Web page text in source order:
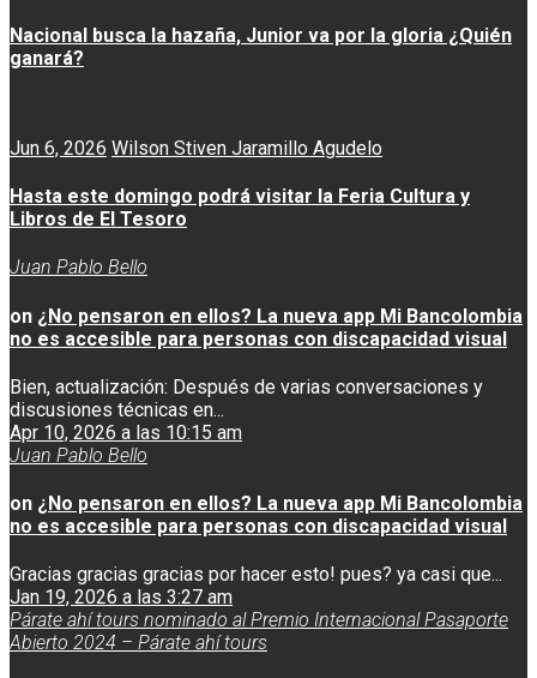
Nacional busca la hazaña, Junior va por la gloria ¿Quién
ganará?
Jun 6, 2026 Wilson Stiven Jaramillo Agudelo
Hasta este domingo podrá visitar la Feria Cultura y
Libros de El Tesoro
Juan Pablo Bello
on ¿No pensaron en ellos? La nueva app Mi Bancolombia
no es accesible para personas con discapacidad visual
Bien, actualización: Después de varias conversaciones y
discusiones técnicas en...
Apr 10, 2026 a las 10:15 am
Juan Pablo Bello
on ¿No pensaron en ellos? La nueva app Mi Bancolombia
no es accesible para personas con discapacidad visual
Gracias gracias gracias por hacer esto! pues? ya casi que...
Jan 19, 2026 a las 3:27 am
Párate ahí tours nominado al Premio Internacional Pasaporte
Abierto 2024 – Párate ahí tours